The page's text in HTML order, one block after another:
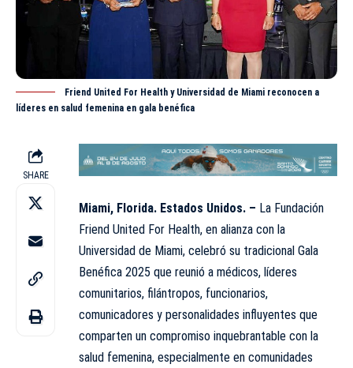
Friend United For Health y Universidad de Miami reconocen a
líderes en salud femenina en gala benéfica
SHARE
Miami, Florida. Estados Unidos. – La Fundación
Friend United For Health, en alianza con la
Universidad de Miami, celebró su tradicional Gala
Benéfica 2025 que reunió a médicos, líderes
comunitarios, filántropos, funcionarios,
comunicadores y personalidades influyentes que
comparten un compromiso inquebrantable con la
salud femenina, especialmente en comunidades